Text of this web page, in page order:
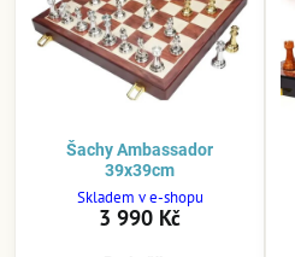
Šachy Ambassador
39x39cm
Skladem v e-shopu
3 990 Kč